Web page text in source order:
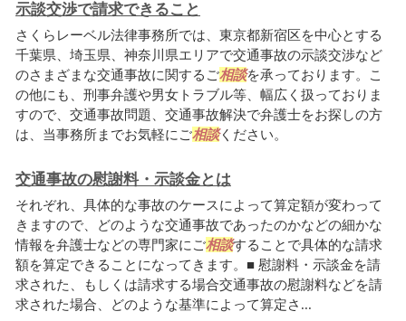
示談交渉で請求できること
さくらレーベル法律事務所では、東京都新宿区を中心とする
千葉県、埼玉県、神奈川県エリアで交通事故の示談交渉など
のさまざまな交通事故に関するご相談を承っております。こ
の他にも、刑事弁護や男女トラブル等、幅広く扱っておりま
すので、交通事故問題、交通事故解決で弁護士をお探しの方
は、当事務所までお気軽にご相談ください。
交通事故の慰謝料・示談金とは
それぞれ、具体的な事故のケースによって算定額が変わって
きますので、どのような交通事故であったのかなどの細かな
情報を弁護士などの専門家にご相談することで具体的な請求
額を算定できることになってきます。■ 慰謝料・示談金を請
求された、もしくは請求する場合交通事故の慰謝料などを請
求された場合、どのような基準によって算定さ...